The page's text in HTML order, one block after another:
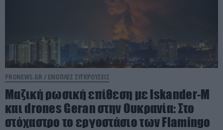
PRONEWS.GR / ΕΝΟΠΛΕΣ ΣΥΓΚΡΟΥΣΕΙΣ
Μαζική ρωσική επίθεση με Iskander-M
και drones Geran στην Ουκρανία: Στο
στόχαστρο το εργοστάσιο των Flamingo